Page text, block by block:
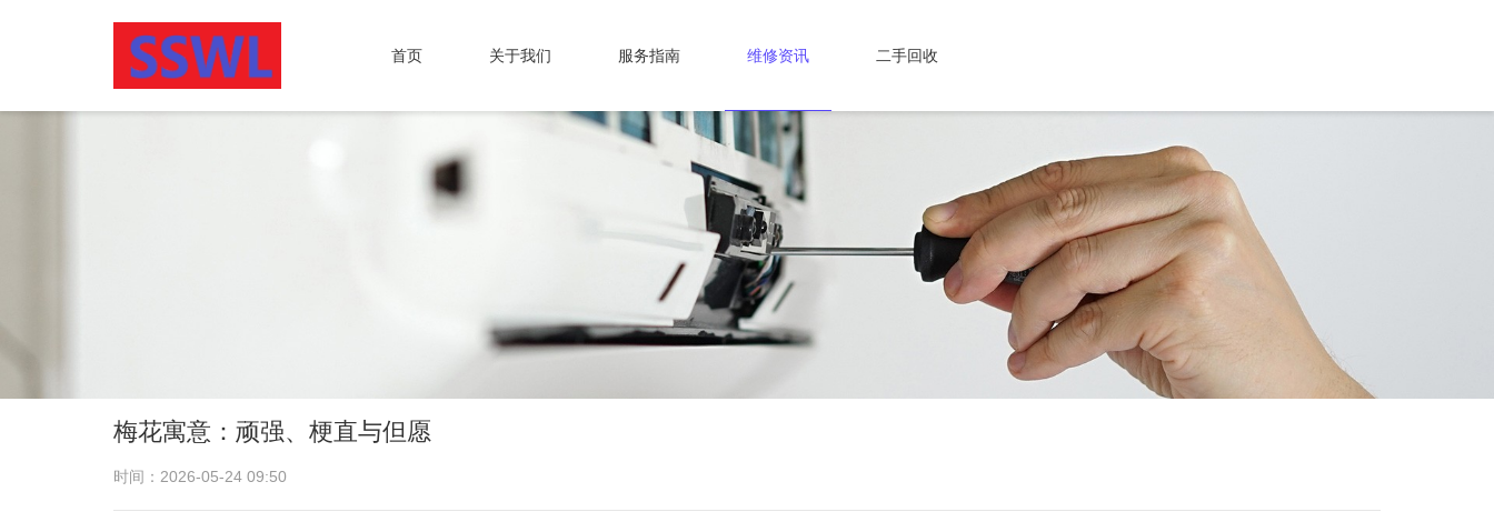
首页 关于我们 服务指南 维修资讯 二手回收
梅花寓意：顽强、梗直与但愿
时间：2026-05-24 09:50